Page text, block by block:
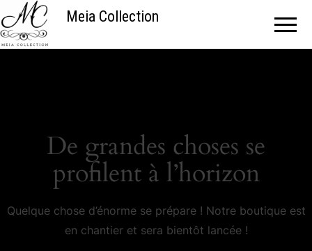
Meia Collection
De grandes choses se
profilent à l’horizon
Quelque chose d’énorme se prépare ! Notre boutique est
en chantier et sera bientôt lancée !